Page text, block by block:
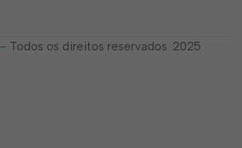
- Todos os direitos reservados. 2025